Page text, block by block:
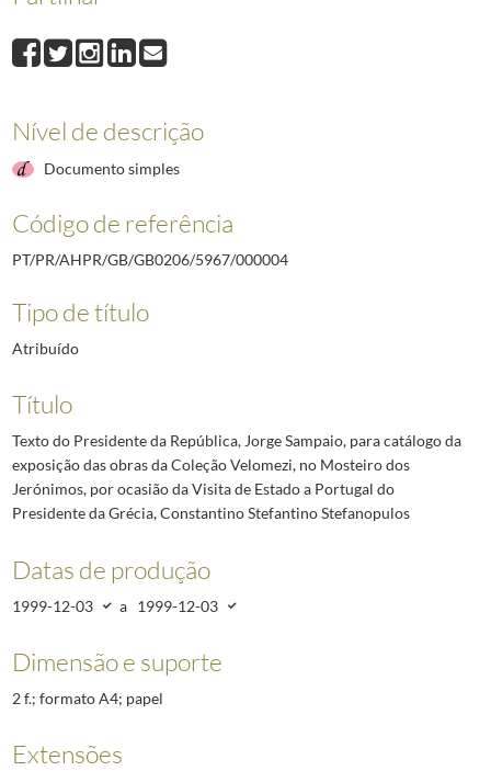
000006Mensagem do Presidente da República, Jorge Sampaio, para por
000007Mensagem do Presidente da República, Jorge Sampaio, na
000010
Mensagem do Presidente da República, Jorge Sampaio, aos
000124 Mensagem do Presidente da República, Jorge Sampaio, por ocasião
Nível de descrição
Documento simples
Código de referência
PT/PR/AHPR/GB/GB0206/5967/000004
Tipo de título
Atribuído
Título
Texto do Presidente da República, Jorge Sampaio, para catálogo da
exposição das obras da Coleção Velomezi, no Mosteiro dos
Jerónimos, por ocasião da Visita de Estado a Portugal do
Presidente da Grécia, Constantino Stefantino Stefanopulos
Datas de produção
1999-12-03 a 1999-12-03
Dimensão e suporte
2 f.; formato A4; papel
Extensões